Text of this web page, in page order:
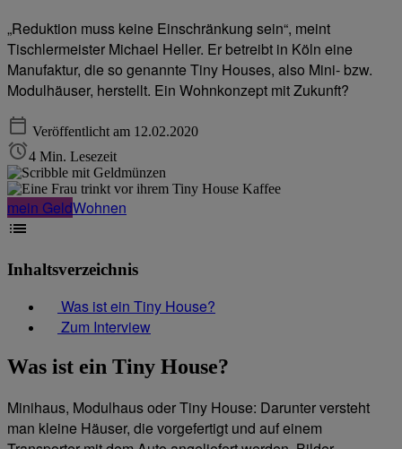
„Reduktion muss keine Einschränkung sein“, meint
Tischlermeister Michael Heller. Er betreibt in Köln eine
Manufaktur, die so genannte Tiny Houses, also Mini- bzw.
Modulhäuser, herstellt. Ein Wohnkonzept mit Zukunft?
Veröffentlicht am 12.02.2020
4 Min. Lesezeit
mein GeldWohnen
Inhaltsverzeichnis
Was ist ein Tiny House?
Zum Interview
Was ist ein Tiny House?
Minihaus, Modulhaus oder Tiny House: Darunter versteht
man kleine Häuser, die vorgefertigt und auf einem